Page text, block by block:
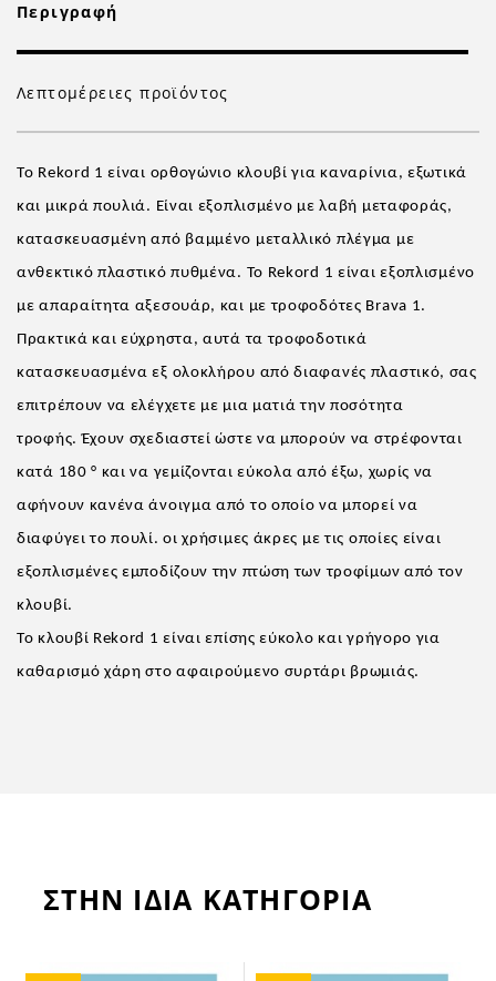
Περιγραφή
Λεπτομέρειες προϊόντος
Το Rekord 1 είναι ορθογώνιο κλουβί για καναρίνια, εξωτικά
και μικρά πουλιά. Είναι εξοπλισμένο με λαβή μεταφοράς,
κατασκευασμένη από βαμμένο μεταλλικό πλέγμα με
ανθεκτικό πλαστικό πυθμένα. Το Rekord 1 είναι εξοπλισμένο
με απαραίτητα αξεσουάρ, και με τροφοδότες Brava 1.
Πρακτικά και εύχρηστα, αυτά τα τροφοδοτικά
κατασκευασμένα εξ ολοκλήρου από διαφανές πλαστικό, σας
επιτρέπουν να ελέγχετε με μια ματιά την ποσότητα
τροφής. Έχουν σχεδιαστεί ώστε να μπορούν να στρέφονται
κατά 180 ° και να γεμίζονται εύκολα από έξω, χωρίς να
αφήνουν κανένα άνοιγμα από το οποίο να μπορεί να
διαφύγει το πουλί. οι χρήσιμες άκρες με τις οποίες είναι
εξοπλισμένες εμποδίζουν την πτώση των τροφίμων από τον
κλουβί.
Το κλουβί Rekord 1 είναι επίσης εύκολο και γρήγορο για
καθαρισμό χάρη στο αφαιρούμενο συρτάρι βρωμιάς.
ΣΤΗΝ ΙΔΙΑ ΚΑΤΗΓΟΡΙΑ